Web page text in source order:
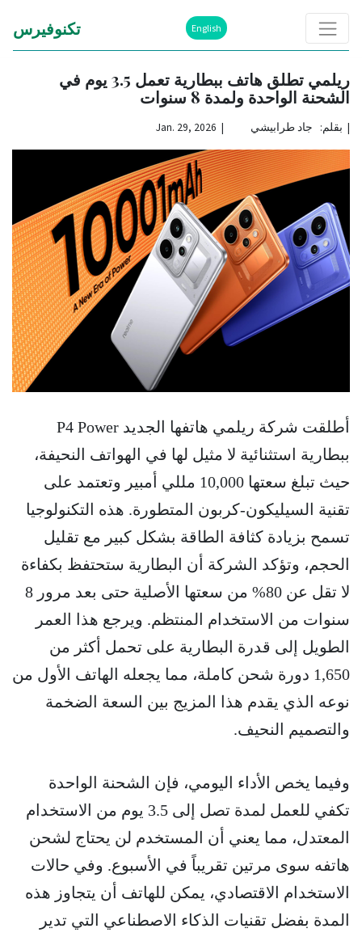
English تكنوفيرس
ريلمي تطلق هاتف ببطارية تعمل 3.5 يوم في
الشحنة الواحدة ولمدة 8 سنوات
| بقلم: جاد طرابيشي | Jan. 29, 2026
أطلقت شركة ريلمي هاتفها الجديد P4 Power
ببطارية استثنائية لا مثيل لها في الهواتف النحيفة،
حيث تبلغ سعتها 10,000 مللي أمبير وتعتمد على
تقنية السيليكون-كربون المتطورة. هذه التكنولوجيا
تسمح بزيادة كثافة الطاقة بشكل كبير مع تقليل
الحجم، وتؤكد الشركة أن البطارية ستحتفظ بكفاءة
لا تقل عن 80% من سعتها الأصلية حتى بعد مرور 8
سنوات من الاستخدام المنتظم. ويرجع هذا العمر
الطويل إلى قدرة البطارية على تحمل أكثر من
1,650 دورة شحن كاملة، مما يجعله الهاتف الأول من
نوعه الذي يقدم هذا المزيج بين السعة الضخمة
والتصميم النحيف.
وفيما يخص الأداء اليومي، فإن الشحنة الواحدة
تكفي للعمل لمدة تصل إلى 3.5 يوم من الاستخدام
المعتدل، مما يعني أن المستخدم لن يحتاج لشحن
هاتفه سوى مرتين تقريباً في الأسبوع. وفي حالات
الاستخدام الاقتصادي، يمكن للهاتف أن يتجاوز هذه
المدة بفضل تقنيات الذكاء الاصطناعي التي تدير